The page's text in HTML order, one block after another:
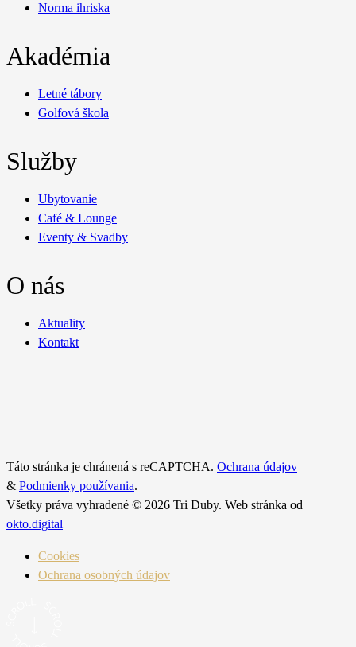
Norma ihriska
Akadémia
Letné tábory
Golfová škola
Služby
Ubytovanie
Café & Lounge
Eventy & Svadby
O nás
Aktuality
Kontakt
Táto stránka je chránená s reCAPTCHA. Ochrana údajov
& Podmienky používania.
Všetky práva vyhradené © 2026 Tri Duby. Web stránka od
okto.digital
Cookies
Ochrana osobných údajov